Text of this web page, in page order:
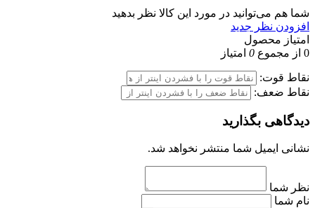
شما هم می‌توانید در مورد این کالا نظر بدهید
افزودن نظر جدید
امتیاز محصول
0 از مجموع 0 امتیاز
نقاط قوت:
نقاط ضعف:
دیدگاهی بگذارید
نشانی ایمیل شما منتشر نخواهد شد.
نظر شما
نام شما